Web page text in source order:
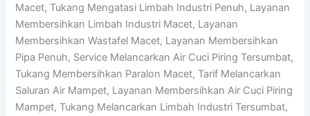
Macet, Tukang Mengatasi Limbah Industri Penuh, Layanan
Membersihkan Limbah Industri Macet, Layanan
Membersihkan Wastafel Macet, Layanan Membersihkan
Pipa Penuh, Service Melancarkan Air Cuci Piring Tersumbat,
Tukang Membersihkan Paralon Macet, Tarif Melancarkan
Saluran Air Mampet, Layanan Membersihkan Air Cuci Piring
Mampet, Tukang Melancarkan Limbah Industri Tersumbat,